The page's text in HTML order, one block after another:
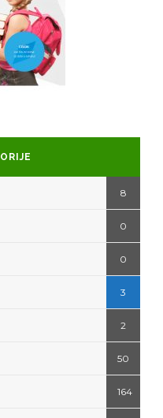
8
0
0
3
2
50
164